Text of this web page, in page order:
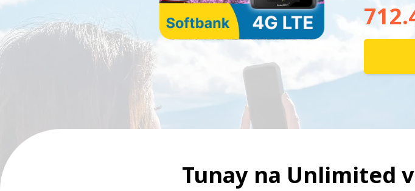
Tunay na Unlimited